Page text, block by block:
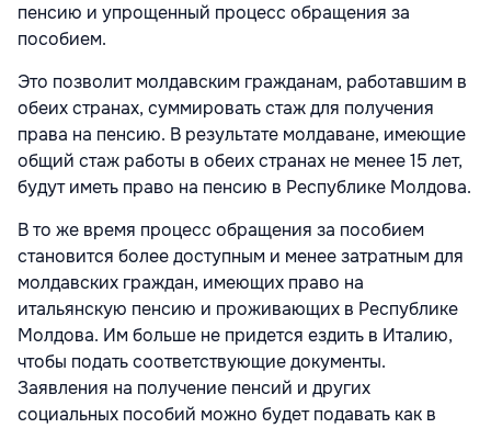
пенсию и упрощенный процесс обращения за
пособием.
Это позволит молдавским гражданам, работавшим в
обеих странах, суммировать стаж для получения
права на пенсию. В результате молдаване, имеющие
общий стаж работы в обеих странах не менее 15 лет,
будут иметь право на пенсию в Республике Молдова.
В то же время процесс обращения за пособием
становится более доступным и менее затратным для
молдавских граждан, имеющих право на
итальянскую пенсию и проживающих в Республике
Молдова. Им больше не придется ездить в Италию,
чтобы подать соответствующие документы.
Заявления на получение пенсий и других
социальных пособий можно будет подавать как в